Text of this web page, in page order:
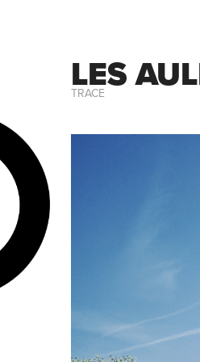
LES
TRACE